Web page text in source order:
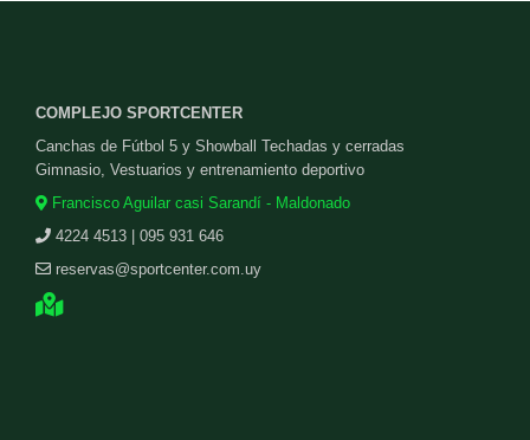
COMPLEJO SPORTCENTER
Canchas de Fútbol 5 y Showball Techadas y cerradas
Gimnasio, Vestuarios y entrenamiento deportivo
Francisco Aguilar casi Sarandí - Maldonado
4224 4513 | 095 931 646
reservas@sportcenter.com.uy